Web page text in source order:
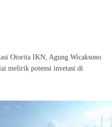
Otorita IKN, Agung Wicaksono
melirik potensi invetasi di